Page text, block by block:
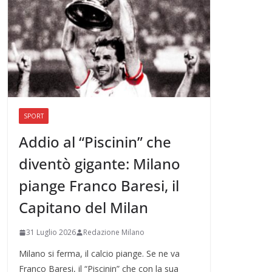
SPORT
Addio al “Piscinin” che
diventò gigante: Milano
piange Franco Baresi, il
Capitano del Milan
31 Luglio 2026 Redazione Milano
Milano si ferma, il calcio piange. Se ne va
Franco Baresi, il “Piscinin” che con la sua